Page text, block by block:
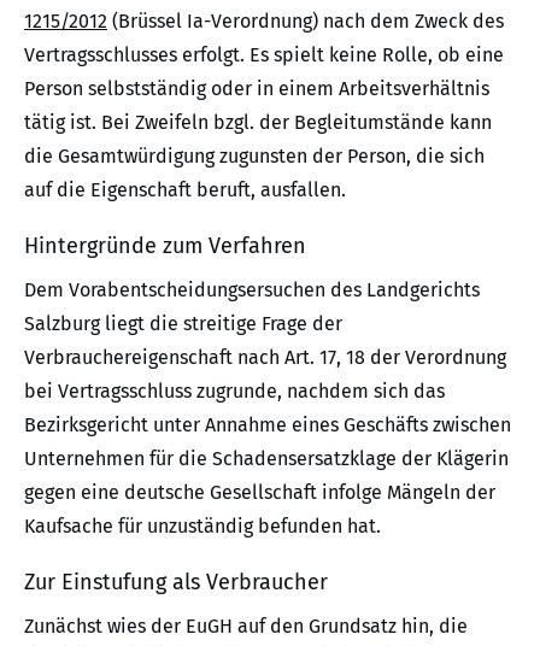
1215/2012 (Brüssel Ia-Verordnung) nach dem Zweck des
Vertragsschlusses erfolgt. Es spielt keine Rolle, ob eine
Person selbstständig oder in einem Arbeitsverhältnis
tätig ist. Bei Zweifeln bzgl. der Begleitumstände kann
die Gesamtwürdigung zugunsten der Person, die sich
auf die Eigenschaft beruft, ausfallen.
Hintergründe zum Verfahren
Dem Vorabentscheidungsersuchen des Landgerichts
Salzburg liegt die streitige Frage der
Verbrauchereigenschaft nach Art. 17, 18 der Verordnung
bei Vertragsschluss zugrunde, nachdem sich das
Bezirksgericht unter Annahme eines Geschäfts zwischen
Unternehmen für die Schadensersatzklage der Klägerin
gegen eine deutsche Gesellschaft infolge Mängeln der
Kaufsache für unzuständig befunden hat.
Zur Einstufung als Verbraucher
Zunächst wies der EuGH auf den Grundsatz hin, die